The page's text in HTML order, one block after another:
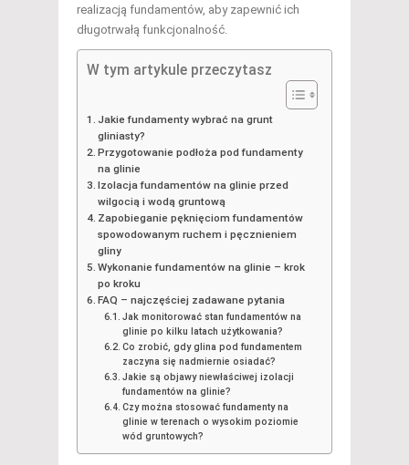
realizacją fundamentów, aby zapewnić ich
długotrwałą funkcjonalność.
W tym artykule przeczytasz
Jakie fundamenty wybrać na grunt
gliniasty?
Przygotowanie podłoża pod fundamenty
na glinie
Izolacja fundamentów na glinie przed
wilgocią i wodą gruntową
Zapobieganie pęknięciom fundamentów
spowodowanym ruchem i pęcznieniem
gliny
Wykonanie fundamentów na glinie – krok
po kroku
FAQ – najczęściej zadawane pytania
Jak monitorować stan fundamentów na
glinie po kilku latach użytkowania?
Co zrobić, gdy glina pod fundamentem
zaczyna się nadmiernie osiadać?
Jakie są objawy niewłaściwej izolacji
fundamentów na glinie?
Czy można stosować fundamenty na
glinie w terenach o wysokim poziomie
wód gruntowych?